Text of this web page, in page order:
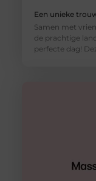
Een unieke
Samen met
de prachtige
perfecte dag!